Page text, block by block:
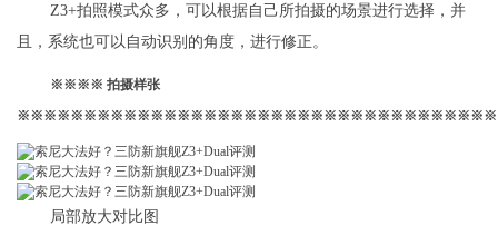
Z3+拍照模式众多，可以根据自己所拍摄的场景进行选择，并
且，系统也可以自动识别的角度，进行修正。
※※※※ 拍摄样张
局部放大对比图